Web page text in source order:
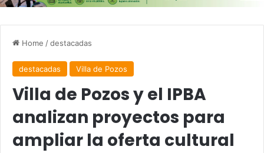
Home /destacadas
destacadas Villa de Pozos
Villa de Pozos y el IPBA
analizan proyectos para
ampliar la oferta cultural